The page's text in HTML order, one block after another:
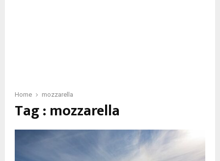
Home mozzarella
Tag : mozzarella